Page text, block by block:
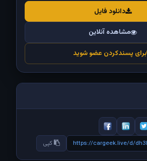
دانلود فایل
مشاهده آنلاین
برای پسندکردن عضو شوید
https://cargeek.live/d/ کپی